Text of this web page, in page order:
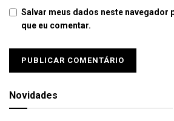
Salvar meus dados neste navegador
que eu comentar.
Novidades